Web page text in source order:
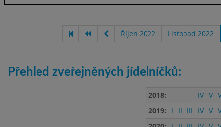
Říjen 2022 Listopad 2022
Přehled zveřejněných jídelníčků:
2018: IV V
2019:
I II III IV V